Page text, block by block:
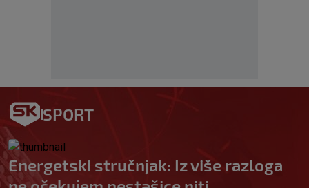
SPORT
Energetski stručnjak: Iz više razloga